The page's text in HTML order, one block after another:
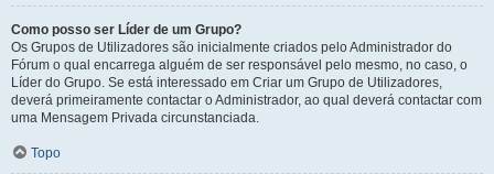
Como posso ser Líder de um Grupo?
Os Grupos de Utilizadores são inicialmente criados pelo Administrador do
Fórum o qual encarrega alguém de ser responsável pelo mesmo, no caso, o
Líder do Grupo. Se está interessado em Criar um Grupo de Utilizadores,
deverá primeiramente contactar o Administrador, ao qual deverá contactar com
uma Mensagem Privada circunstanciada.
Topo